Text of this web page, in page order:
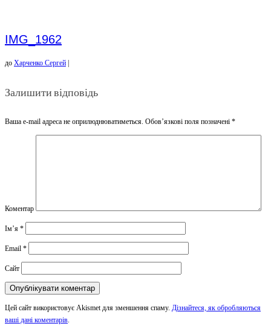
IMG_1962
до Харченко Сергей
Залишити відповідь
Ваша e-mail адреса не оприлюднюватиметься. Обов’язкові поля позначені *
Коментар
Ім’я *
Email *
Сайт
Цей сайт використовує Akismet для зменшення спаму. Дізнайтеся, як обробляються
ваші дані коментарів.